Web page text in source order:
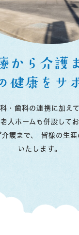
から介護
健康をサ
・歯科の連携に加えて
人ホームも併設してお
護まで、
皆様の生涯
いたします。